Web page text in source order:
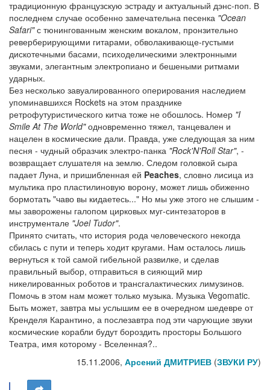
традиционную французскую эстраду и актуальный дэнс-поп. В
последнем случае особенно замечательна песенка "Ocean
Safari"с тюнингованным женским вокалом, пронзительно
реверберирующими гитарами, обволакивающе-густыми
дискотечными басами, психоделическими электронными
звуками, элегантным электропиано и бешеными ритмами
ударных.
Без несколько завуалированного оперирования наследием
упоминавшихся Rockets на этом празднике
ретрофутуристического китча тоже не обошлось. Номер "I
Smile At The World"одновременно тяжел, танцевален и
нацелен в космические дали. Правда, уже следующая за ним
песня - чудный образчик электро-панка "Rock'N'Roll Star", -
возвращает слушателя на землю. Следом головкой сыра
падает Луна, и пришибленная ей Peaches, словно лисица из
мультика про пластилиновую ворону, может лишь обиженно
бормотать "чаво вы кидаетесь..." Но мы уже этого не слышим -
мы заворожены галопом цирковых муг-синтезаторов в
инструментале "Joel Tudor".
Принято считать, что история рода человеческого некогда
сбилась с пути и теперь ходит кругами. Нам осталось лишь
вернуться к той самой гибельной развилке, и сделав
правильный выбор, отправиться в сияющий мир
никелированных роботов и трансгалактических лимузинов.
Помочь в этом нам может только музыка. Музыка Vegomatic.
Быть может, завтра мы услышим ее в очередном шедевре от
Кренделя Карантино, а послезавтра под эти чарующие звуки
космические корабли будут бороздить просторы Большого
Театра, имя которому - Вселенная?..
15.11.2006, Арсений ДМИТРИЕВ (ЗВУКИ РУ)